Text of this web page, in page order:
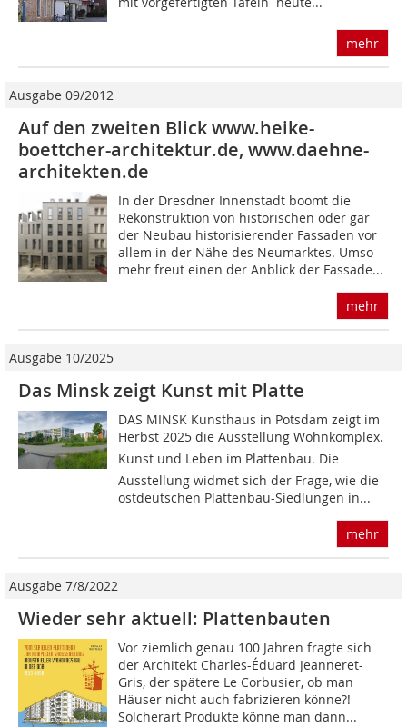
mehr
Ausgabe 09/2012
Auf den zweiten Blick www.heike-
boettcher-architektur.de, www.daehne-
architekten.de
In der Dresdner Innenstadt boomt die
Rekonstruktion von historischen oder gar
der Neubau historisierender Fassaden vor
allem in der Nähe des Neumarktes. Umso
mehr freut einen der Anblick der Fassade...
mehr
Ausgabe 10/2025
Das Minsk zeigt Kunst mit Platte
DAS MINSK Kunsthaus in Potsdam zeigt im
Herbst 2025 die Ausstellung Wohnkomplex.
Kunst und Leben im Plattenbau. Die
Ausstellung widmet sich der Frage, wie die
ostdeutschen Plattenbau-Siedlungen in...
mehr
Ausgabe 7/8/2022
Wieder sehr aktuell: Plattenbauten
Vor ziemlich genau 100 Jahren fragte sich
der Architekt Charles-Éduard Jeanneret-
Gris, der spätere Le Corbusier, ob man
Häuser nicht auch fabri­zieren könne?!
Solcherart Produkte könne man dann...